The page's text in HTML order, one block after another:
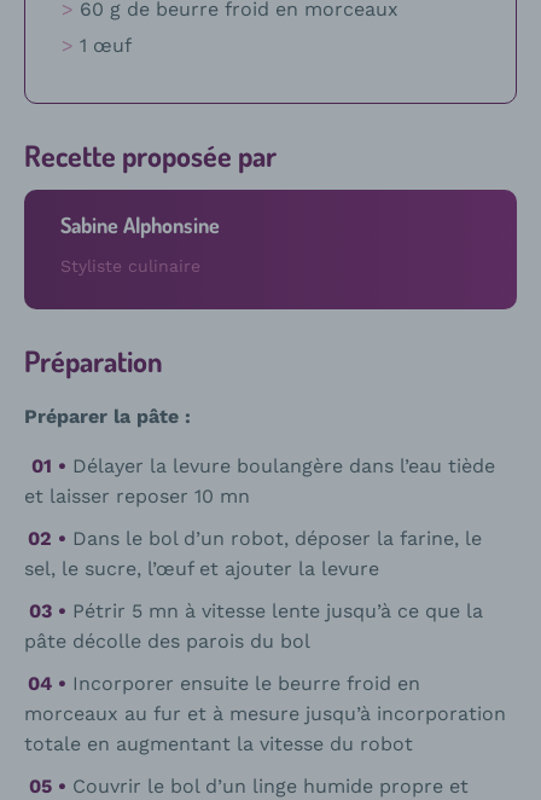
60 g de beurre froid en morceaux
1 œuf
Recette proposée par
Sabine Alphonsine
Styliste culinaire
Préparation
Préparer la pâte :
Délayer la levure boulangère dans l’eau tiède
et laisser reposer 10 mn
Dans le bol d’un robot, déposer la farine, le
sel, le sucre, l’œuf et ajouter la levure
Pétrir 5 mn à vitesse lente jusqu’à ce que la
pâte décolle des parois du bol
Incorporer ensuite le beurre froid en
morceaux au fur et à mesure jusqu’à incorporation
totale en augmentant la vitesse du robot
Couvrir le bol d’un linge humide propre et